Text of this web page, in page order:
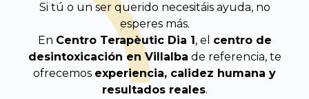
Si tú o un ser querido necesitáis ayuda, no
esperes más.
En Centro Terapèutic Dia 1 , el centro de
desintoxicación en Villalba de referencia, te
ofrecemos experiencia, calidez humana y
resultados reales.